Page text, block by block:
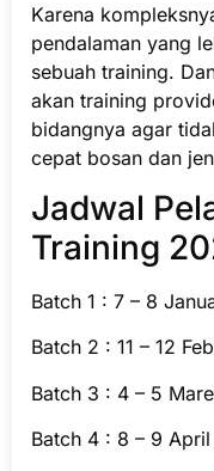
Karena
pendalaman yang
sebuah training.
akan training
bidangnya agar
cepat bosan dan
Jadwal
Training
Batch 1 : 7 – 8
Batch 2 : 11 – 12
Batch 3 : 4 – 5
Batch 4 : 8 – 9